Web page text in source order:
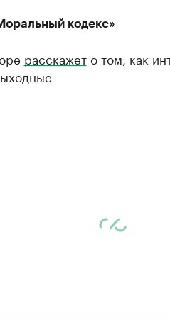
кодекс»
расскажето том, как